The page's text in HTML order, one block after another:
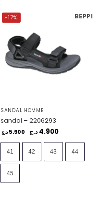
-17% BEPPI
SANDAL HOMME
sandal – 2206293
5.900د.ج 4.900 د.ج
41 42 43 44
45